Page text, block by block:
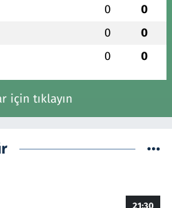
0 0
0 0
0 0
için tıklayın
21:30